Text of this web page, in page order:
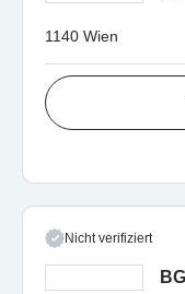
1140 Wien
Nicht verifiziert